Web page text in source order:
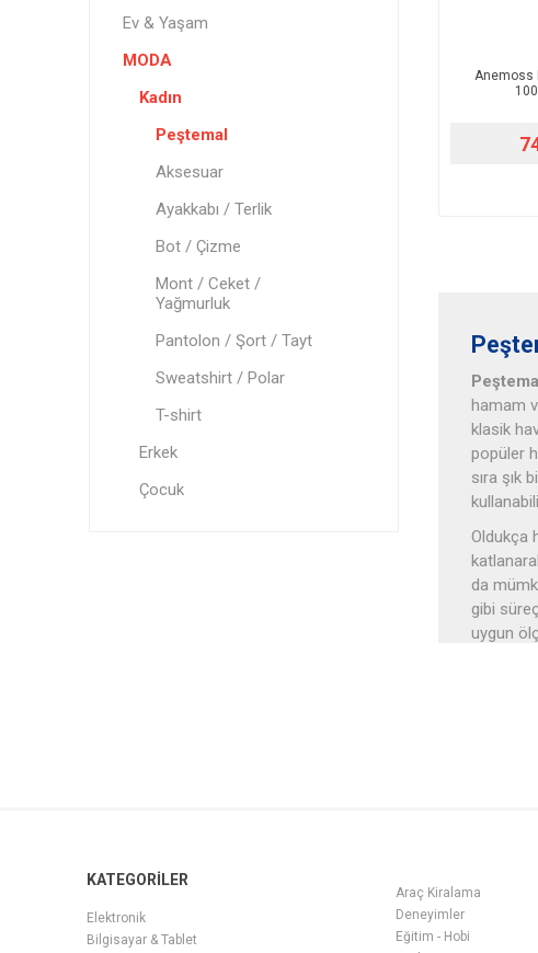
Anemoss
hamam
klasik
popüler
sıra şık
Oldukça
da
gibi
uygun
halı,
Ayrıca
Ev & Yaşam
MODA
Kadın
Peştemal
Aksesuar
Ayakkabı / Terlik
Bot / Çizme
Mont / Ceket /
Yağmurluk
Pantolon / Şort / Tayt
Sweatshirt / Polar
T-shirt
Erkek
Çocuk
KATEGORİLER
Elektronik
Bilgisayar & Tablet
Araç Kiralama
Deneyimler
Eğitim - Hobi